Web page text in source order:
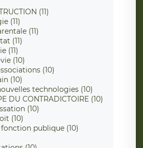
(11)
(11)
(11)
(11)
(11)
(10)
(10)
(10)
technologies (10)
DU CONTRADICTOIRE (10)
(10)
(10)
publique (10)